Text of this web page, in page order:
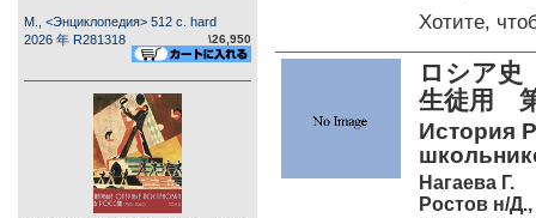
М., <Энциклопедия> 512 c. hard
2026 年 R281318
\26,950
Хотите,
ロシア
生徒用
История
Нагаева Г.
Ростов н/